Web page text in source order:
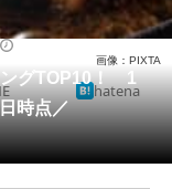
ングTOP10！ 1
時点／
画像：PIXTA
hatena